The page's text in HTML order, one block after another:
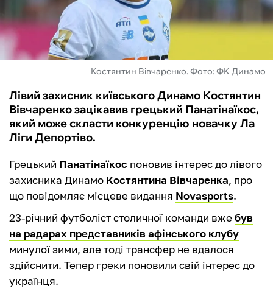
ІНШІ
БУКМЕКЕРИ
Костянтин Вівчаренко. Фото: ФК Динамо
Лівий захисник київського Динамо Костянтин
Вівчаренко зацікавив грецький Панатінаїкос,
який може скласти конкуренцію новачку Ла
Ліги Депортіво.
Грецький Панатінаїкос поновив інтерес до лівого
захисника Динамо Костянтина Вівчаренка, про
що повідомляє місцеве видання Novasports.
23-річний футболіст столичної команди вже був
на радарах представників афінського клубу
минулої зими, але тоді трансфер не вдалося
здійснити. Тепер греки поновили свій інтерес до
українця.